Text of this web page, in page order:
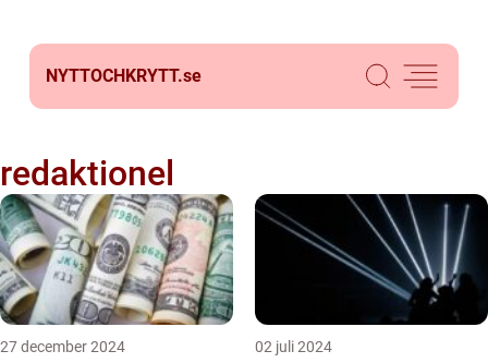
NYTTOCHKRYTT.se
redaktionel
27 december 2024 02 juli 2024